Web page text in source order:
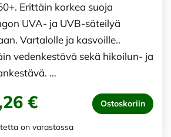
Erittäin korkea suoja
UVA- ja UVB-säteilyä
Vartalolle ja kasvoille..
vedenkestävä sekä hikoilun- ja
…
€ Ostoskoriin
on varastossa